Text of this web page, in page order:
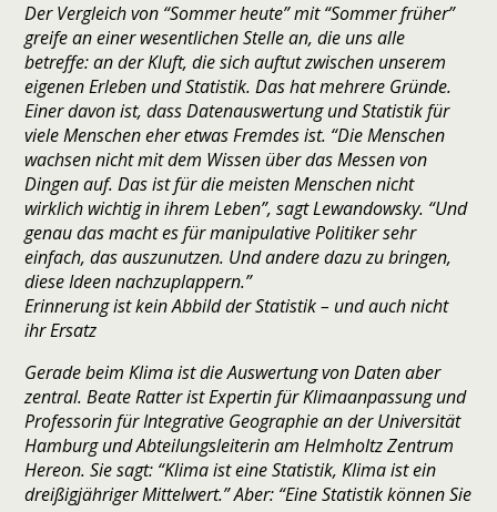
Der Vergleich von “Sommer heute” mit “Sommer früher”
greife an einer wesentlichen Stelle an, die uns alle
betreffe: an der Kluft, die sich auftut zwischen unserem
eigenen Erleben und Statistik. Das hat mehrere Gründe.
Einer davon ist, dass Datenauswertung und Statistik für
viele Menschen eher etwas Fremdes ist. “Die Menschen
wachsen nicht mit dem Wissen über das Messen von
Dingen auf. Das ist für die meisten Menschen nicht
wirklich wichtig in ihrem Leben”, sagt Lewandowsky. “Und
genau das macht es für manipulative Politiker sehr
einfach, das auszunutzen. Und andere dazu zu bringen,
diese Ideen nachzuplappern.”
Erinnerung ist kein Abbild der Statistik – und auch nicht
ihr Ersatz
Gerade beim Klima ist die Auswertung von Daten aber
zentral. Beate Ratter ist Expertin für Klimaanpassung und
Professorin für Integrative Geographie an der Universität
Hamburg und Abteilungsleiterin am Helmholtz Zentrum
Hereon. Sie sagt: “Klima ist eine Statistik, Klima ist ein
dreißigjähriger Mittelwert.” Aber: “Eine Statistik können Sie